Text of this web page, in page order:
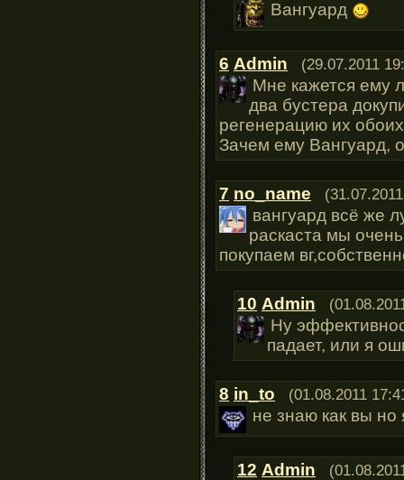
Вангуард
6 Admin (29.07.2011
Мне кажется ему
два бустера
регенерацию их
Зачем ему Вангуард,
7 no_name
вангуард всё же
раскаста мы
покупаем
10 Admin
Ну
падает, или я
8 in_to (01.08.2011
не знаю как вы
12 Admin